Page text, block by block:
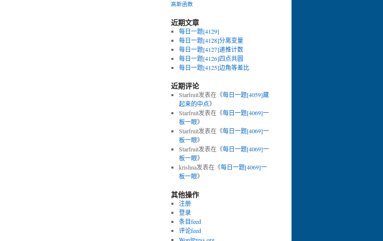
高斯函数
近期文章
每日一题[4129]
每日一题[4128]分离变量
每日一题[4127]递推计数
每日一题[4126]四点共圆
每日一题[4125]边角等差比
近期评论
Starfruit发表在《每日一题[4059]藏
起来的中点》
Starfruit发表在《每日一题[4069]一
板一眼》
Starfruit发表在《每日一题[4069]一
板一眼》
Starfruit发表在《每日一题[4069]一
板一眼》
krishna发表在《每日一题[4069]一
板一眼》
其他操作
注册
登录
条目feed
评论feed